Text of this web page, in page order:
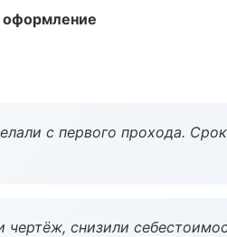
оформление
с первого прохода.
снизили